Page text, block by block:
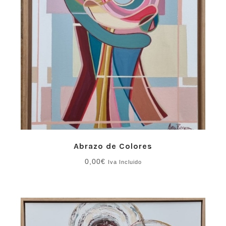
Abrazo de Colores
0,00€ Iva Incluido